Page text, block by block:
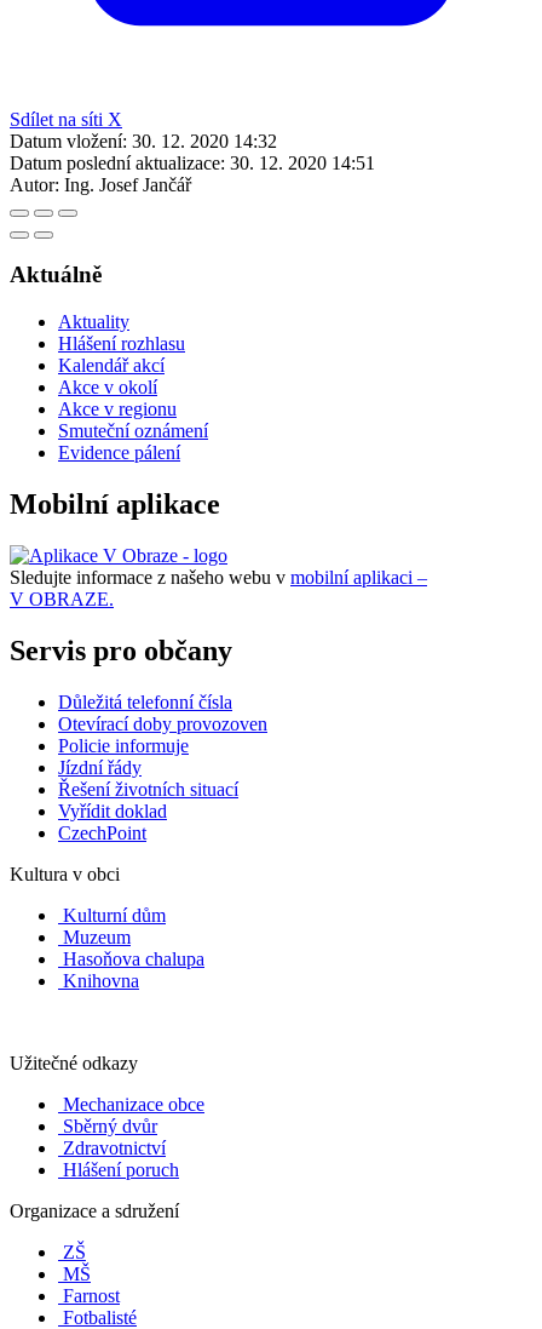
Sdílet na síti X
Datum vložení: 30. 12. 2020 14:32
Datum poslední aktualizace: 30. 12. 2020 14:51
Autor: Ing. Josef Jančář
Aktuálně
Aktuality
Hlášení rozhlasu
Kalendář akcí
Akce v okolí
Akce v regionu
Smuteční oznámení
Evidence pálení
Mobilní aplikace
Sledujte informace z našeho webu v mobilní aplikaci –
V OBRAZE.
Servis pro občany
Důležitá telefonní čísla
Otevírací doby provozoven
Policie informuje
Jízdní řády
Řešení životních situací
Vyřídit doklad
CzechPoint
Kultura v obci
Kulturní dům
Muzeum
Hasoňova chalupa
Knihovna
Užitečné odkazy
Mechanizace obce
Sběrný dvůr
Zdravotnictví
Hlášení poruch
Organizace a sdružení
ZŠ
MŠ
Farnost
Fotbalisté